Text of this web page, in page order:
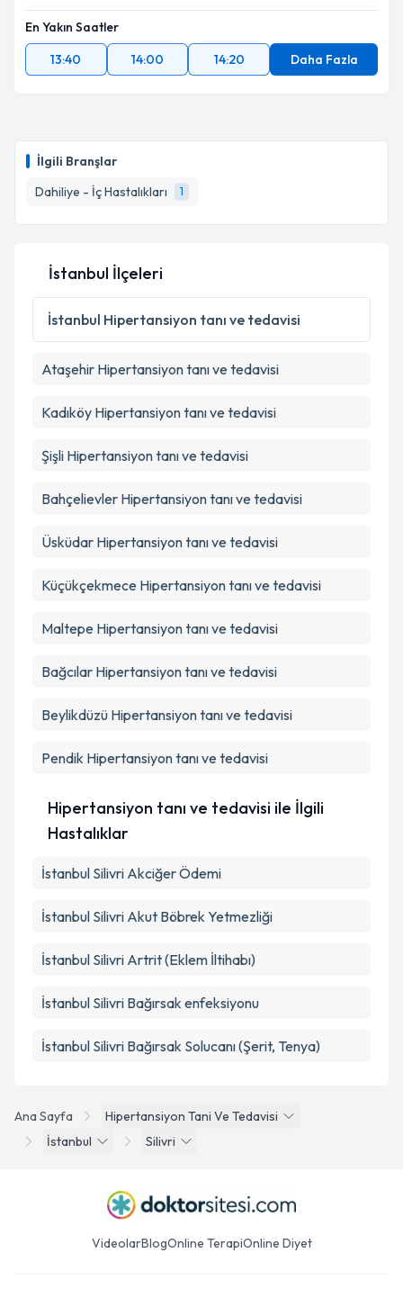
İlgili Branşlar
Dahiliye - İç Hastalıkları
1
En Yakın Saatler
13:40
14:00 14:20 Daha Fazla
Ana Sayfa
Hipertansiyon Tani Ve Tedavisi
İstanbul
Silivri
İstanbul İlçeleri
İstanbul Hipertansiyon tanı ve tedavisi
Ataşehir Hipertansiyon tanı ve tedavisi
Kadıköy Hipertansiyon tanı ve tedavisi
Şişli Hipertansiyon tanı ve tedavisi
Bahçelievler Hipertansiyon tanı ve tedavisi
Üsküdar Hipertansiyon tanı ve tedavisi
Küçükçekmece Hipertansiyon tanı ve tedavisi
Maltepe Hipertansiyon tanı ve tedavisi
Bağcılar Hipertansiyon tanı ve tedavisi
Beylikdüzü Hipertansiyon tanı ve tedavisi
Pendik Hipertansiyon tanı ve tedavisi
Hipertansiyon tanı ve tedavisi ile İlgili
Hastalıklar
İstanbul Silivri Akciğer Ödemi
İstanbul Silivri Akut Böbrek Yetmezliği
İstanbul Silivri Artrit (Eklem İltihabı)
İstanbul Silivri Bağırsak enfeksiyonu
İstanbul Silivri Bağırsak Solucanı (Şerit, Tenya)
VideolarBlogOnline TerapiOnline Diyet